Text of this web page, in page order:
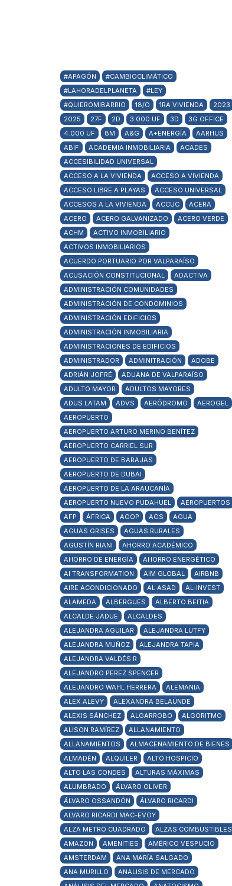
#APAGÓN
#CAMBIOCLIMÁTICO
#LAHORADELPLANETA
#LEY
#QUIEROMIBARRIO
18/O 1RA VIVIENDA
2023
2025
27F 2D 3.000 UF 3D
3G OFFICE
4.000 UF
8M A&G A+ENERGÍA
AARHUS
ABIF
ACADEMIA INMOBILIARIA
ACADES
ACCESIBILIDAD UNIVERSAL
ACCESO A LA VIVIENDA
ACCESO A VIVIENDA
ACCESO LIBRE A PLAYAS
ACCESO UNIVERSAL
ACCESOS A LA VIVIENDA
ACCUC
ACERA
ACERO
ACERO GALVANIZADO
ACERO VERDE
ACHM
ACTIVO INMOBILIARIO
ACTIVOS INMOBILIARIOS
ACUERDO PORTUARIO POR VALPARAÍSO
ACUSACIÓN CONSTITUCIONAL
ADACTIVA
ADMINISTRACIÓN COMUNIDADES
ADMINISTRACIÓN DE CONDOMINIOS
ADMINISTRACIÓN EDIFICIOS
ADMINISTRACIÓN INMOBILIARIA
ADMINISTRACIONES DE EDIFICIOS
ADMINISTRADOR
ADMINITRACIÓN
ADOBE
ADRIÁN JOFRÉ
ADUANA DE VALPARAÍSO
ADULTO MAYOR
ADULTOS MAYORES
ADUS LATAM
ADVS AERÓDROMO
AEROGEL
AEROPUERTO
AEROPUERTO ARTURO MERINO BENÍTEZ
AEROPUERTO CARRIEL SUR
AEROPUERTO DE BARAJAS
AEROPUERTO DE DUBAI
AEROPUERTO DE LA ARAUCANÍA
AEROPUERTO NUEVO PUDAHUEL
AEROPUERTOS
AFP
ÁFRICA AGOP AGS
AGUA
AGUAS GRISES
AGUAS RURALES
AGUSTÍN RIANI
AHORRO ACADÉMICO
AHORRO DE ENERGÍA
AHORRO ENERGÉTICO
AI TRANSFORMATION
AIM GLOBAL
AIRBNB
AIRE ACONDICIONADO
AL ASAD
AL-INVEST
ALAMEDA
ALBERGUES
ALBERTO BEITIA
ALCALDE JADUE
ALCALDES
ALEJANDRA AGUILAR
ALEJANDRA LUTFY
ALEJANDRA MUÑOZ
ALEJANDRA TAPIA
ALEJANDRA VALDÉS R
ALEJANDRO PEREZ SPENCER
ALEJANDRO WAHL HERRERA
ALEMANIA
ALEX ALEVY
ALEXANDRA BELAÚNDE
ALEXIS SÁNCHEZ
ALGARROBO
ALGORITMO
ALISON RAMÍREZ
ALLANAMIENTO
ALLANAMIENTOS
ALMACENAMIENTO DE BIENES
ALMADÉN
ALQUILER
ALTO HOSPICIO
ALTO LAS CONDES
ALTURAS MÁXIMAS
ALUMBRADO
ÁLVARO OLIVER
ÁLVARO OSSANDÓN
ÁLVARO RICARDI
ALVARO RICARDI MAC-EVOY
ALZA METRO CUADRADO
ALZAS COMBUSTIBLES
AMAZON
AMENITIES
AMÉRICO VESPUCIO
AMSTERDAM
ANA MARÍA SALGADO
ANA MURILLO
ANALISIS DE MERCADO